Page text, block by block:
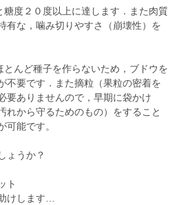
糖度２０度以上に達します．また肉質
有な，噛み切りやすさ（崩壊性）を
とんど種子を作らないため，ブドウを
不要です．また摘粒（果粒の密着を
要ありませんので，早期に袋かけ
れから守るためのもの）をすること
可能です。
ょうか？
ト
けします…